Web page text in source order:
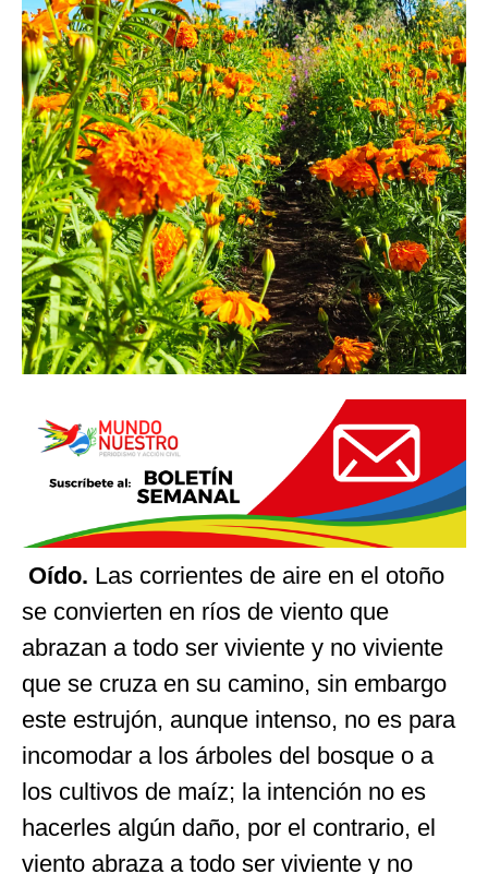
Oído. Las corrientes de aire en el otoño
se convierten en ríos de viento que
abrazan a todo ser viviente y no viviente
que se cruza en su camino, sin embargo
este estrujón, aunque intenso, no es para
incomodar a los árboles del bosque o a
los cultivos de maíz; la intención no es
hacerles algún daño, por el contrario, el
viento abraza a todo ser viviente y no